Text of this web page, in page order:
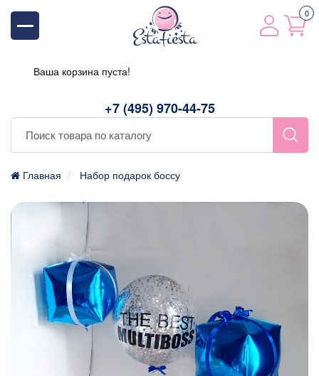
+7 (495) 970-44-75
0
Ваша корзина пуста!
Главная Набор подарок боссу